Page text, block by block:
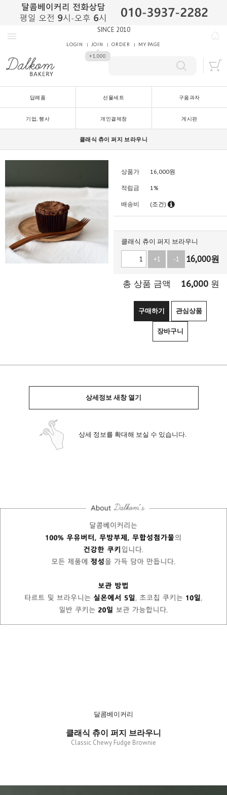
SINCE 2010
LOGIN JOIN
+1,000
ORDER MY PAGE
답례품 선물세트 구움과자
기업, 행사 개인결제창 게시판
클래식 츄이 퍼지 브라우니
상품가 16,000원
적립금 1%
배송비 (조건)
클래식 츄이 퍼지 브라우니
+1 -1 16,000원
총 상품 금액 16,000 원
구매하기 관심상품
장바구니
상세정보 새창 열기
상세 정보를 확대해 보실 수 있습니다.
달콤베이커리
클래식 츄이 퍼지 브라우니
Classic Chewy Fudge Brownie